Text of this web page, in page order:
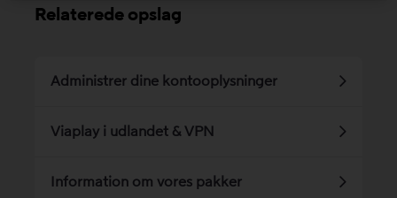
Relaterede opslag
Administrer dine kontooplysninger
Viaplay i udlandet & VPN
Information om vores pakker